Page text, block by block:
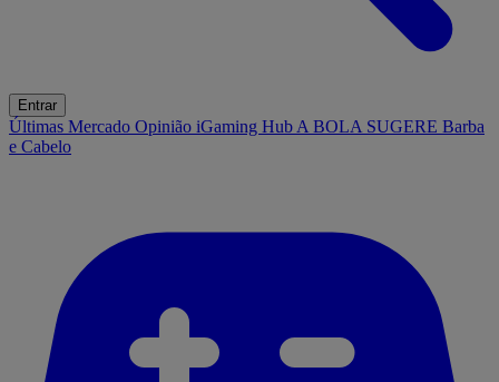
Entrar
Últimas Mercado Opinião iGaming Hub A BOLA SUGERE Barba
e Cabelo